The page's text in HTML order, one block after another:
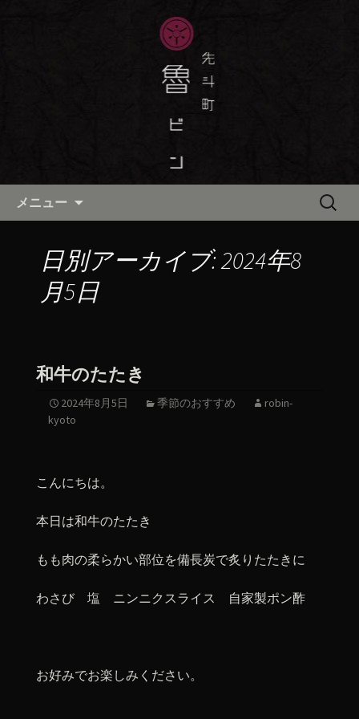
京都・先斗町の京料理・和食
「魯ビン（ろびん）」の公式ブ
京都・先斗町の京町家で美味しい季節
の京料理・和食が自慢の「魯ビン（ろ
びん）」がお店からのお知らせや、お
料理について最新情報をおとどけしま
メニュー
検
日別アーカイブ: 2024年8
月5日
和牛のたたき
2024年8月5日 季節のおすすめ
robin-
kyoto
こんにちは。
本日は和牛のたたき
もも肉の柔らかい部位を備長炭で炙りたたきに
わさび 塩 ニンニクスライス 自家製ポン酢
お好みでお楽しみください。